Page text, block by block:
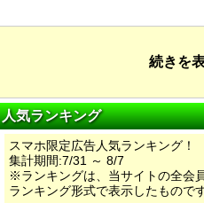
続きを
人気ランキング
スマホ限定広告人気ランキング！
集計期間:7/31 ～ 8/7
※ランキングは、当サイトの全会
ランキング形式で表示したものです